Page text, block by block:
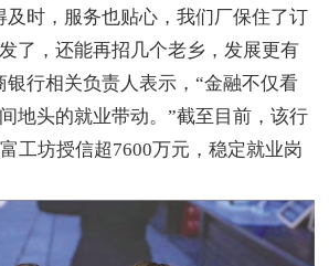
及时，服务也贴心，我们厂保住了订
了，还能再招几个老乡，发展更有
银行相关负责人表示，“金融不仅看
地头的就业带动。”截至目前，该行
工坊授信超7600万元，稳定就业岗